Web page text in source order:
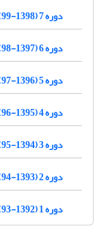
دوره 7 (1398-99)
دوره 6 (1397-98)
دوره 5 (1396-97)
دوره 4 (1395-96)
دوره 3 (1394-95)
دوره 2 (1393-94)
دوره 1 (1392-93)